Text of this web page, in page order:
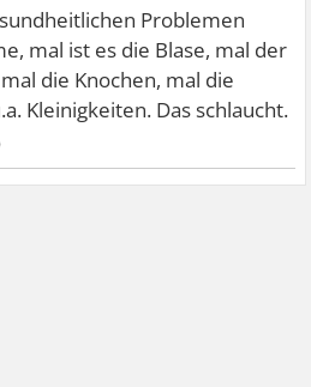
Problemen
mal ist es die Blase, mal der
die Knochen, mal die
Kleinigkeiten. Das schlaucht.